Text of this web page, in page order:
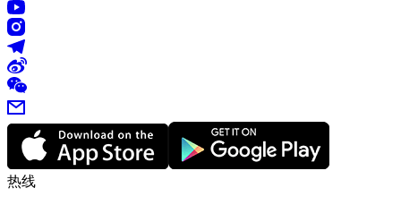
热线